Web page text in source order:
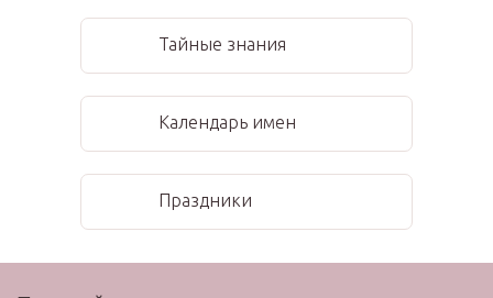
Тайные знания
Календарь имен
Праздники